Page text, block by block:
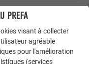
lors de la
dans le champ «
immédiatement
?
collation de
PREFA
visant à collecter
agréable
pour l'amélioration
(services